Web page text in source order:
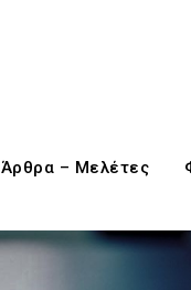
Άρθρα – Μελέτες